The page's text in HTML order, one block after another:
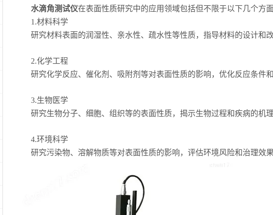
水滴角测试仪在表面性质研究中的应用领域包括但不限于以下几个方面
1.材料科学
研究材料表面的润湿性、亲水性、疏水性等性质，指导材料的设计和改
2.化学工程
研究化学反应、催化剂、吸附剂等对表面性质的影响，优化反应条件和
3.生物医学
研究生物分子、细胞、组织等的表面性质，揭示生物过程和疾病的机理
4.环境科学
研究污染物、溶解物质等对表面性质的影响，评估环境风险和治理效果